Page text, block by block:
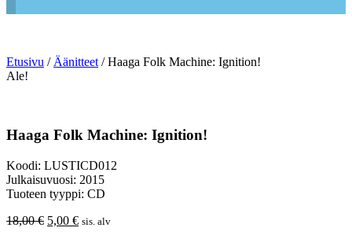
Etusivu /Äänitteet/ Haaga Folk Machine: Ignition!
Ale!
Haaga Folk Machine: Ignition!
Koodi: LUSTICD012
Julkaisuvuosi: 2015
Tuoteen tyyppi: CD
18,00€ Alkuperäinen
5,00 €Nykyinen
sis. alv